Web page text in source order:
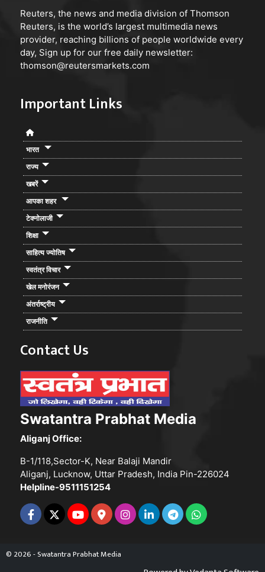
Reuters, the news and media division of Thomson
Reuters, is the world’s largest multimedia news
provider, reaching billions of people worldwide every
day, Sign up for our free daily newsletter:
thomson@reutersmarkets.com
Important Links
भारत
राज्य
खबरें
आपका शहर
टेक्नोलाजी
शिक्षा
साहित्य ज्योतिष
स्वतंत्र विचार
खेल मनोरंजन
अंतर्राष्ट्रीय
राजनीति
Contact Us
Swatantra Prabhat Media
Aliganj Office:
B-1/118,Sector-K, Near Balaji Mandir
Aliganj, Lucknow, Uttar Pradesh, India Pin-226024
Helpline-9511151254
© 2026 - Swatantra Prabhat Media